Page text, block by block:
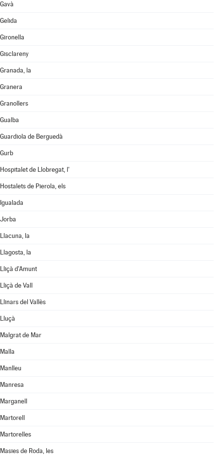
Gavà
Gelida
Gironella
Gisclareny
Granada, la
Granera
Granollers
Gualba
Guardiola de Berguedà
Gurb
Hospitalet de Llobregat, l'
Hostalets de Pierola, els
Igualada
Jorba
Llacuna, la
Llagosta, la
Lliçà d'Amunt
Lliçà de Vall
Llinars del Vallès
Lluçà
Malgrat de Mar
Malla
Manlleu
Manresa
Marganell
Martorell
Martorelles
Masies de Roda, les